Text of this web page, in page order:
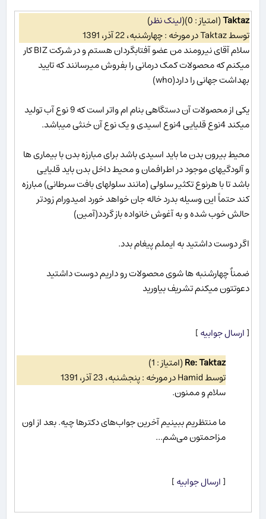
Taktaz(امتیاز : 0) (لینک نظر)
توسط Taktaz در مورخه : چهارشنبه، 22 آذر، 1391
سلام آقای نیرومند من عضو آفتابگردان هستم و در شرکت BIZ کار
میکنم که محصولات کمک درمانی را بفروش میرسانند که تایید
بهداشت جهانی را دارد(who)
یکی از محصولات آن دستگاهی بنام ام واتر است که 9 نوع آب تولید
میکند 4نوع قلیایی 4نوع اسیدی و یک نوع آن خنثی میباشد.
محیط بیرون بدن ما باید اسیدی باشد برای مبارزه بدن با بیماری ها
و آلودگیهای موجود در اطرافمان و محیط داخل بدن باید قلیایی
باشد تا با هرنوع تکثیر سلولی (مانند سلولهای بافت سرطانی) مبارزه
کند حتماً این وسیله بدرد خاله جان خواهد خورد امیدورام زودتر
حالش خوب شده و به آغوش خانواده باز گردد(آمین)
اگر دوست داشتید به ایملم پیغام بدد.
ضمناٌ چهارشنبه ها شوی محصولات رو داریم دوست داشتید
دعوتتون میکنم تشریف بیاورید
[ارسال جوابیه]
Re: Taktaz(امتیاز : 1)
توسط Hamid در مورخه : پنجشنبه، 23 آذر، 1391
سلام و ممنون.
ما منتظریم ببینیم آخرین جواب‌های دکترها چیه. بعد از اون
مزاحمتون می‌شم...
[ارسال جوابیه]